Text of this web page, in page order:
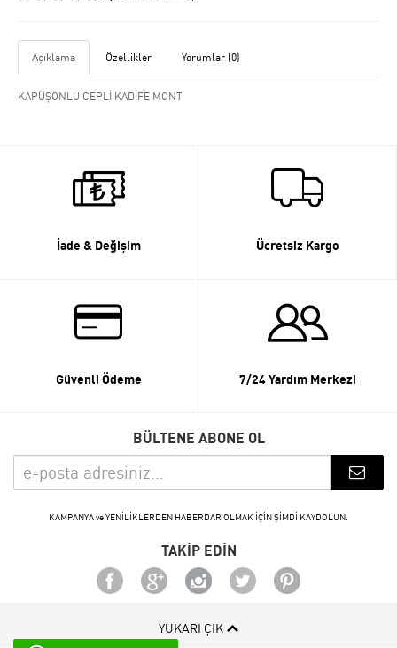
Açıklama Özellikler Yorumlar (0)
KAPÜŞONLU CEPLİ KADİFE MONT
İade & Değişim Ücretsiz Kargo
Güvenli Ödeme 7/24 Yardım Merkezi
BÜLTENE ABONE OL
KAMPANYA ve YENİLİKLERDEN HABERDAR OLMAK İÇİN ŞİMDİ KAYDOLUN.
TAKİP EDİN
YUKARI ÇIK